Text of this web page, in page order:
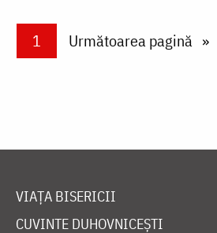
PaginareCurrent page
1 Next page
Următoarea pagină
VIAȚA BISERICII
CUVINTE DUHOVNICEȘTI